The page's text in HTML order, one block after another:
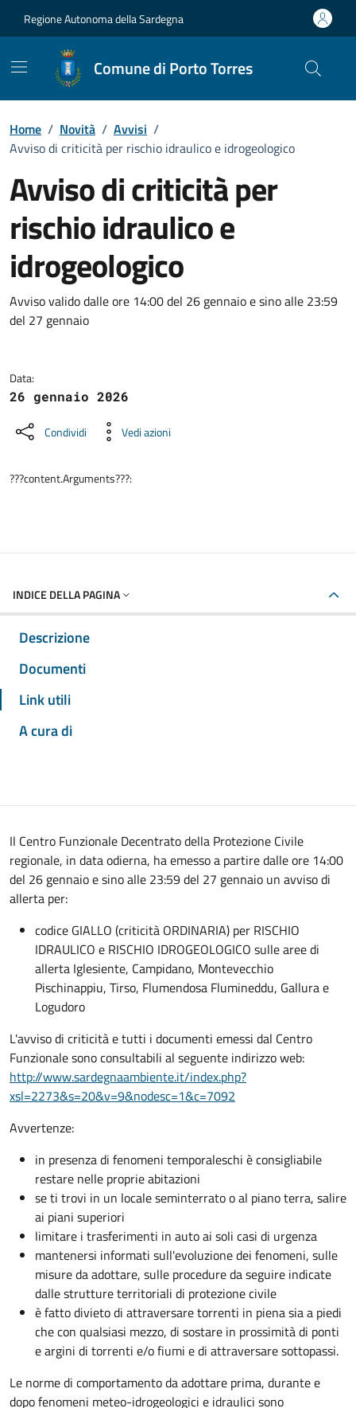
Regione Autonoma della Sardegna
Comune di Porto Torres
Home / Novità / Avvisi /
Avviso di criticità per rischio idraulico e idrogeologico
Avviso di criticità per
rischio idraulico e
idrogeologico
Dettagli della notizia
Avviso valido dalle ore 14:00 del 26 gennaio e sino alle 23:59
del 27 gennaio
Data:
26 gennaio 2026
Condividi Vedi azioni
???content.Arguments???:
INDICE DELLA PAGINA
Descrizione
Documenti
Link utili
A cura di
Il Centro Funzionale Decentrato della Protezione Civile
regionale, in data odierna, ha emesso a partire dalle ore 14:00
del 26 gennaio e sino alle 23:59 del 27 gennaio un avviso di
allerta per:
codice GIALLO (criticità ORDINARIA) per RISCHIO
IDRAULICO e RISCHIO IDROGEOLOGICO sulle aree di
allerta Iglesiente, Campidano, Montevecchio
Pischinappiu, Tirso, Flumendosa Flumineddu, Gallura e
Logudoro
L'avviso di criticità e tutti i documenti emessi dal Centro
Funzionale sono consultabili al seguente indirizzo web:
http://www.sardegnaambiente.it/index.php?
xsl=2273&s=20&v=9&nodesc=1&c=7092
Avvertenze:
in presenza di fenomeni temporaleschi è consigliabile
restare nelle proprie abitazioni
se ti trovi in un locale seminterrato o al piano terra, salire
ai piani superiori
limitare i trasferimenti in auto ai soli casi di urgenza
mantenersi informati sull'evoluzione dei fenomeni, sulle
misure da adottare, sulle procedure da seguire indicate
dalle strutture territoriali di protezione civile
è fatto divieto di attraversare torrenti in piena sia a piedi
che con qualsiasi mezzo, di sostare in prossimità di ponti
e argini di torrenti e/o fiumi e di attraversare sottopassi.
Le norme di comportamento da adottare prima, durante e
dopo fenomeni meteo-idrogeologici e idraulici sono